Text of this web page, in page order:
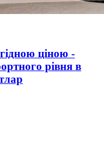
ціною -
рівня в